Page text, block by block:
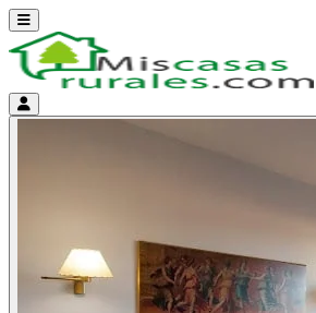
Abrir menú
Menú de cuenta